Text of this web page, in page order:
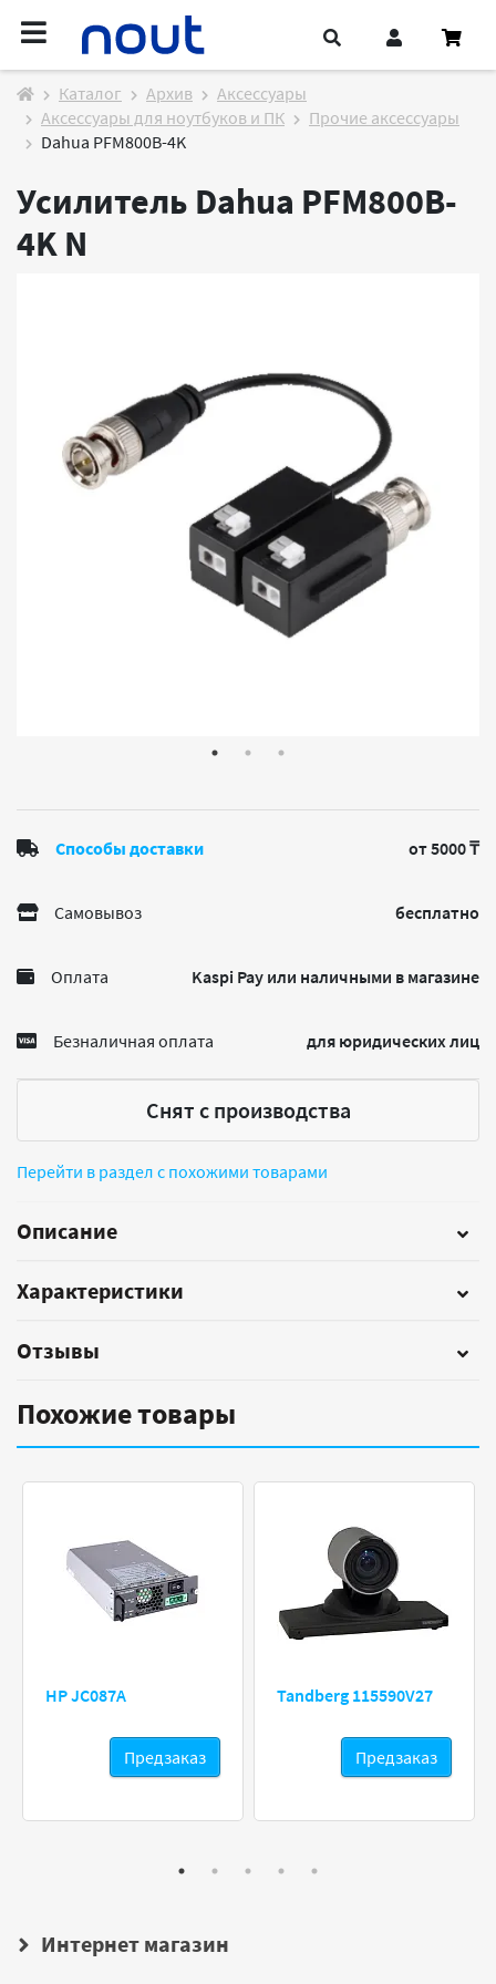
Каталог Архив
Аксессуары
Аксессуары для ноутбуков и ПК
Прочие аксессуары
Dahua PFM800B-4K
Усилитель Dahua PFM800B-
4K N
Способы доставки от 5000 ₸
Самовывоз бесплатно
Оплата Kaspi Pay или наличными в магазине
Безналичная оплата для юридических лиц
Снят с производства
Перейти в раздел с похожими товарами
Описание
Характеристики
Отзывы
Похожие товары
HP JC087A
Предзаказ
Tandberg 115590V27
Предзаказ
Интернет магазин